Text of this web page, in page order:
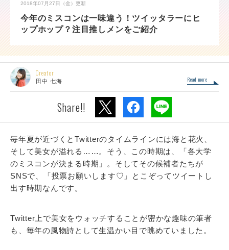
2018年07月27日（金） 更新
今年のミスコンは一味違う！ツイッタラーにヒ
ップホップ？注目推しメンをご紹介
Creator
田中 七海 Read more
Share!!
毎年夏が近づくとTwitterのタイムラインには海と花火、
そして美女が溢れる……。そう、この時期は、「各大学
のミスコンが決まる時期」。そしてその候補者たちが
SNSで、「投票お願いします♡」とこぞってツイートし
出す時期なんです。
Twitter上で美女をウォッチすることが密かな趣味の筆者
も、毎年の風物詩として生温かい目で眺めていました。